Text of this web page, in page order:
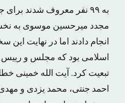
به ۹۹ نفر معروف شدند
مجدد میرحسین موسوی به
انجام دادند اما در ‌‌نهایت
اسلامی بود که مجلس و
تبعیت کرد. آیت الله خمینی
احمد جنتی، محمد یزدی و